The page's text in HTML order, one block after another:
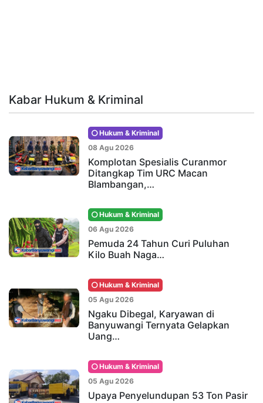
Kabar Hukum & Kriminal
Hukum & Kriminal
08 Agu 2026
Komplotan Spesialis Curanmor
Ditangkap Tim URC Macan
Blambangan,…
Hukum & Kriminal
06 Agu 2026
Pemuda 24 Tahun Curi Puluhan
Kilo Buah Naga…
Hukum & Kriminal
05 Agu 2026
Ngaku Dibegal, Karyawan di
Banyuwangi Ternyata Gelapkan
Uang…
Hukum & Kriminal
05 Agu 2026
Upaya Penyelundupan 53 Ton Pasir